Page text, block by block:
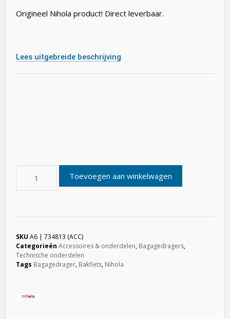
Origineel Nihola product! Direct leverbaar.
Lees uitgebreide beschrijving
Toevoegen aan winkelwagen
SKU A6 | 734813 (ACC)
Categorieën Accessoires & onderdelen Bagagedragers
Technische onderdelen
Tags Bagagedrager Bakfiets Nihola